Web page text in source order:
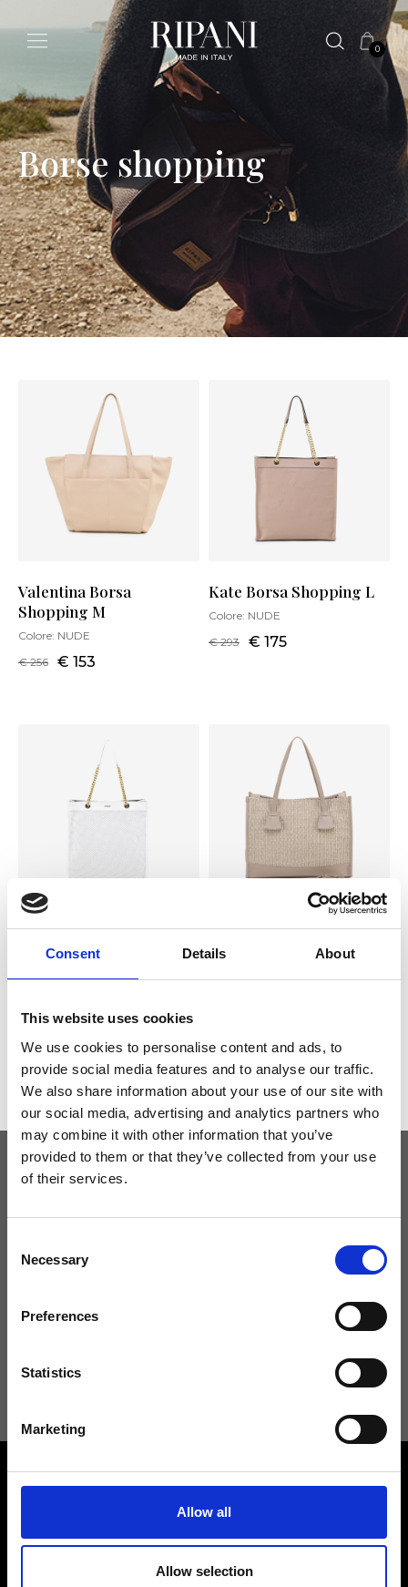
Consent Details About
This website uses cookies
We use cookies to personalise content and ads, to
provide social media features and to analyse our traffic.
We also share information about your use of our site with
our social media, advertising and analytics partners who
may combine it with other information that you’ve
provided to them or that they’ve collected from your use
of their services.
Selection
Necessary
Preferences
Statistics
Marketing
Allow all
Allow selection
0
Borse shopping
Valentina Borsa
Shopping M
Colore: NUDE
€ 256
€ 153
Kate Borsa Shopping L
Colore: NUDE
€ 293
€ 175
Kate Borsa Shopping L
Colore:BIANCO
Megan Borsa Shopping L
Colore:
ECRU/SABBIA
Tieniti aggiornato
Non perdere le novità di Ripani, iscriviti alla newsletter!
Acconsento a ricevere novità e promo da Ripani. Per maggiori
informazioni consulta la
Contattaci